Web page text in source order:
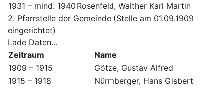
1931 – mind. 1940 Rosenfeld, Walther Karl Martin
2. Pfarrstelle der Gemeinde (Stelle am 01.09.1909
eingerichtet)
Lade Daten...
Zeitraum
Name
1909 – 1915
Götze, Gustav Alfred
1915 – 1918
Nürmberger, Hans Gisbert